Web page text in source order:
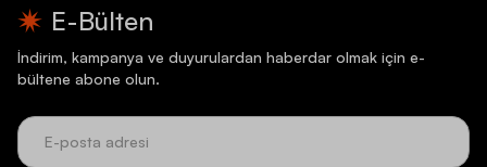
E-Bülten
İndirim, kampanya ve duyurulardan haberdar olmak için e-
bültene abone olun.